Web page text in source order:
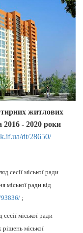
житлових
2016 - 2020 роки
dt/28650/
сесії міської ради
міської ради від
;
міської ради
міської